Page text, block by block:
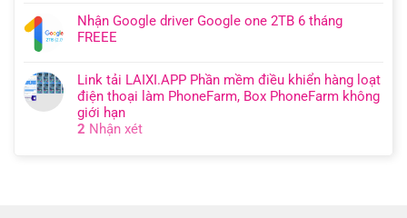
Nhận Google driver Google one 2TB 6 tháng
FREEE
Link tải LAIXI.APP Phần mềm điều khiển hàng loạt
điện thoại làm PhoneFarm, Box PhoneFarm không
giới hạn
2 Nhận xét